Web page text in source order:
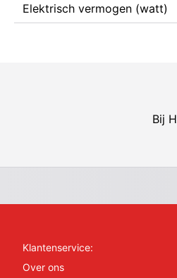
Elektrisch vermogen (watt)
Bij
Klantenservice:
Over ons